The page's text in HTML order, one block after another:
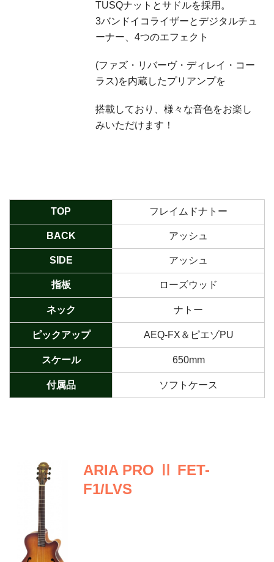
TUSQナットとサドルを採用。
3バンドイコライザーとデジタルチュ
ーナー、4つのエフェクト
(ファズ・リバーヴ・ディレイ・コー
ラス)を内蔵したプリアンプを
搭載しており、様々な音色をお楽し
みいただけます！
TOP フレイムドナトー
BACK アッシュ
SIDE アッシュ
指板 ローズウッド
ネック ナトー
ピックアップ AEQ-FX＆ピエゾPU
スケール 650mm
付属品 ソフトケース
ARIA PRO Ⅱ FET-
F1/LVS